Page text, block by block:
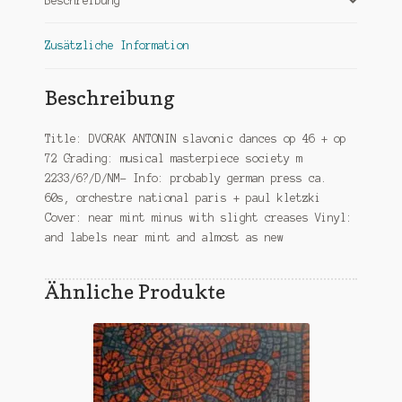
Zusätzliche Information
Beschreibung
Title: DVORAK ANTONIN slavonic dances op 46 + op
72 Grading: musical masterpiece society m
2233/6?/D/NM- Info: probably german press ca.
60s, orchestre national paris + paul kletzki
Cover: near mint minus with slight creases Vinyl:
and labels near mint and almost as new
Ähnliche Produkte